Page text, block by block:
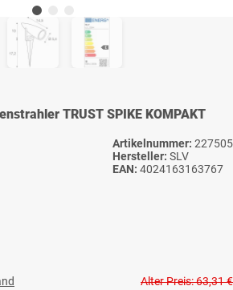
TRUST SPIKE KOMPAKT
Artikelnummer: 227505
Hersteller: SLV
EAN: 4024163163767
Alter Preis: 63,31 €